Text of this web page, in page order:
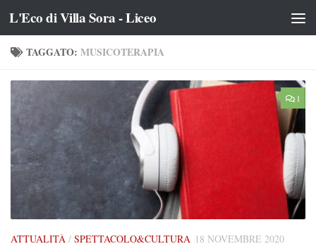
Salta al contenuto
L'Eco di Villa Sora - Liceo
TAGGATO: MUSICOTERAPIA
1
ATTUALITÀ / SPETTACOLO&CULTURA 18 NOVEMBRE 2020